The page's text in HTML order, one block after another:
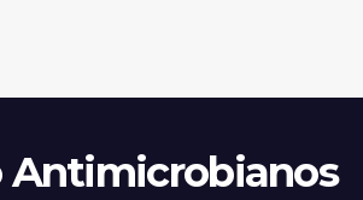
Antimicrobianos